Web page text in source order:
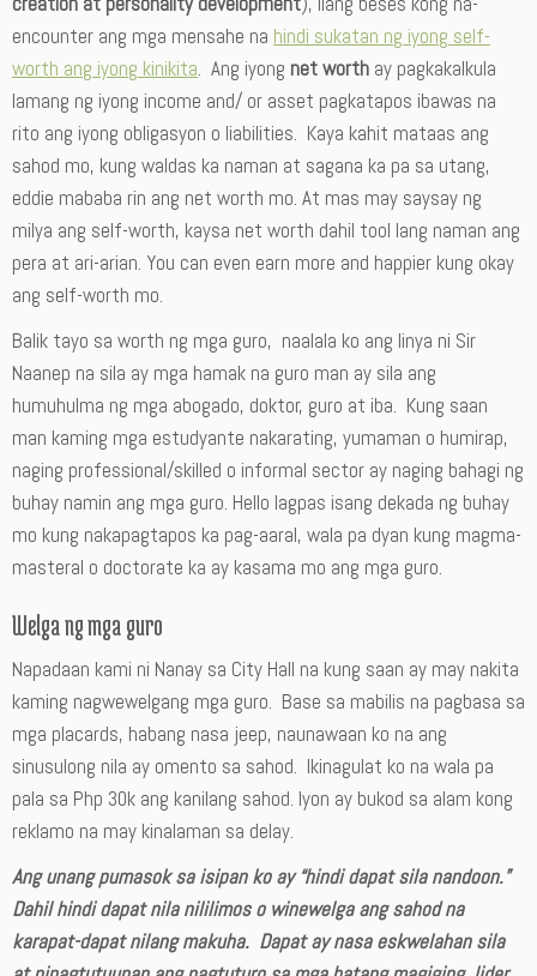
encounter ang mga mensahe na hindi sukatan ng iyong self-
worth ang iyong kinikita. Ang iyong net worth ay pagkakalkula
lamang ng iyong income and/ or asset pagkatapos ibawas na
rito ang iyong obligasyon o liabilities. Kaya kahit mataas ang
sahod mo, kung waldas ka naman at sagana ka pa sa utang,
eddie mababa rin ang net worth mo. At mas may saysay ng
milya ang self-worth, kaysa net worth dahil tool lang naman ang
pera at ari-arian. You can even earn more and happier kung okay
ang self-worth mo.
Balik tayo sa worth ng mga guro, naalala ko ang linya ni Sir
Naanep na sila ay mga hamak na guro man ay sila ang
humuhulma ng mga abogado, doktor, guro at iba. Kung saan
man kaming mga estudyante nakarating, yumaman o humirap,
naging professional/skilled o informal sector ay naging bahagi ng
buhay namin ang mga guro. Hello lagpas isang dekada ng buhay
mo kung nakapagtapos ka pag-aaral, wala pa dyan kung magma-
masteral o doctorate ka ay kasama mo ang mga guro.
Welga ng mga guro
Napadaan kami ni Nanay sa City Hall na kung saan ay may nakita
kaming nagwewelgang mga guro. Base sa mabilis na pagbasa sa
mga placards, habang nasa jeep, naunawaan ko na ang
sinusulong nila ay omento sa sahod. Ikinagulat ko na wala pa
pala sa Php 30k ang kanilang sahod. Iyon ay bukod sa alam kong
reklamo na may kinalaman sa delay.
Ang unang pumasok sa isipan ko ay “hindi dapat sila nandoon.”
Dahil hindi dapat nila nililimos o winewelga ang sahod na
karapat-dapat nilang makuha. Dapat ay nasa eskwelahan sila